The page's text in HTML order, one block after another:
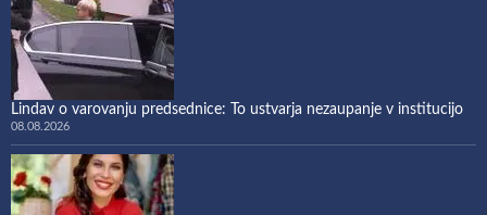
Lindav o varovanju predsednice: To ustvarja nezaupanje v institucijo
08.08.2026